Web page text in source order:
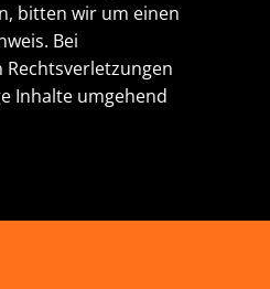
bitten wir um einen
Bei
Inhalte umgehend